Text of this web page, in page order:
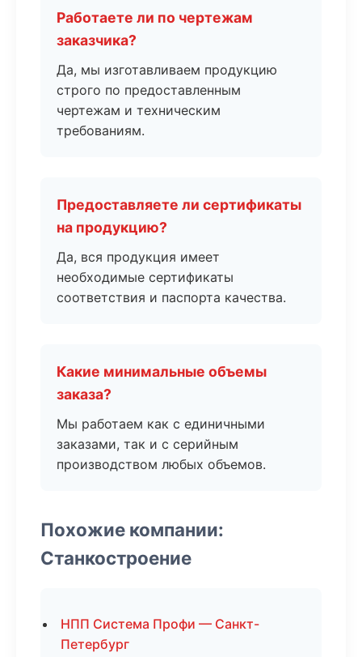
Работаете ли по чертежам
заказчика?
Да, мы изготавливаем продукцию
строго по предоставленным
чертежам и техническим
требованиям.
Предоставляете ли сертификаты
на продукцию?
Да, вся продукция имеет
необходимые сертификаты
соответствия и паспорта качества.
Какие минимальные объемы
заказа?
Мы работаем как с единичными
заказами, так и с серийным
производством любых объемов.
Похожие компании:
Станкостроение
НПП Система Профи — Санкт-
Петербург